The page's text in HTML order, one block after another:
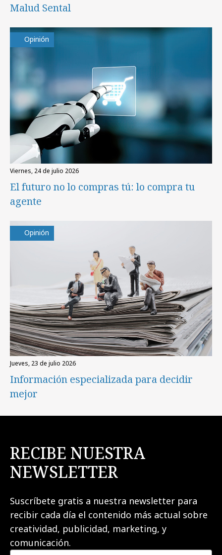
Malud Sental
Opinión
viernes, 24 de julio 2026
El futuro no lo compras tú: lo compra tu
agente
Opinión
jueves, 23 de julio 2026
Información especializada para decidir
mejor
RECIBE NUESTRA
NEWSLETTER
Suscríbete gratis a nuestra newsletter para
recibir cada día el contenido más actual sobre
creatividad, publicidad, marketing, y
comunicación.